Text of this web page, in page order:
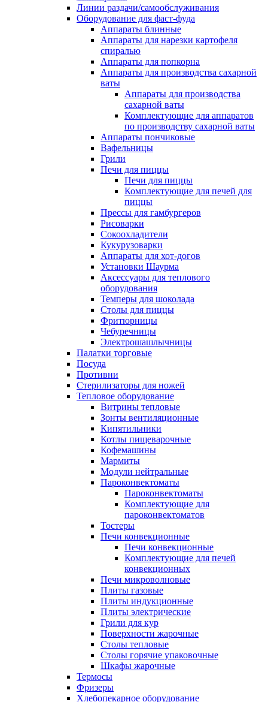
Линии раздачи/самообслуживания
Оборудование для фаст-фуда
Аппараты блинные
Аппараты для нарезки картофеля
спиралью
Аппараты для попкорна
Аппараты для производства сахарной
ваты
Аппараты для производства
сахарной ваты
Комплектующие для аппаратов
по производству сахарной ваты
Аппараты пончиковые
Вафельницы
Грили
Печи для пиццы
Печи для пиццы
Комплектующие для печей для
пиццы
Прессы для гамбургеров
Рисоварки
Сокоохладители
Кукурузоварки
Аппараты для хот-догов
Установки Шаурма
Аксессуары для теплового
оборудования
Темперы для шоколада
Столы для пиццы
Фритюрницы
Чебуречницы
Электрошашлычницы
Палатки торговые
Посуда
Противни
Стерилизаторы для ножей
Тепловое оборудование
Витрины тепловые
Зонты вентиляционные
Кипятильники
Котлы пищеварочные
Кофемашины
Мармиты
Модули нейтральные
Пароконвектоматы
Пароконвектоматы
Комплектующие для
пароконвектоматов
Тостеры
Печи конвекционные
Печи конвекционные
Комплектующие для печей
конвекционных
Печи микроволновые
Плиты газовые
Плиты индукционные
Плиты электрические
Грили для кур
Поверхности жарочные
Столы тепловые
Столы горячие упаковочные
Шкафы жарочные
Термосы
Фризеры
Хлебопекарное оборудование